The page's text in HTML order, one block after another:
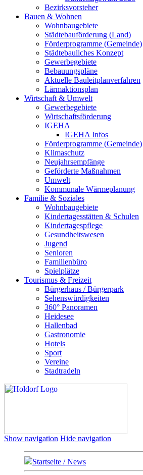
Bezirksvorsteher
Bauen & Wohnen
Wohnbaugebiete
Städtebauförderung (Land)
Förderprogramme (Gemeinde)
Städtebauliches Konzept
Gewerbegebiete
Bebauungspläne
Aktuelle Bauleitplanverfahren
Lärmaktionsplan
Wirtschaft & Umwelt
Gewerbegebiete
Wirtschaftsförderung
IGEHA
IGEHA Infos
Förderprogramme (Gemeinde)
Klimaschutz
Neujahrsempfänge
Geförderte Maßnahmen
Umwelt
Kommunale Wärmeplanung
Familie & Soziales
Wohnbaugebiete
Kindertagesstätten & Schulen
Kindertagespflege
Gesundheitswesen
Jugend
Senioren
Familienbüro
Spielplätze
Tourismus & Freizeit
Bürgerhaus / Bürgerpark
Sehenswürdigkeiten
360° Panoramen
Heidesee
Hallenbad
Gastronomie
Hotels
Sport
Vereine
Stadtradeln
Show navigation Hide navigation
Startseite / News